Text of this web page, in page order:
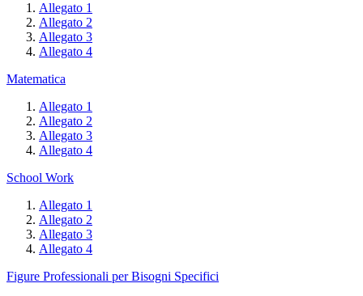
Allegato 1
Allegato 2
Allegato 3
Allegato 4
Matematica
Allegato 1
Allegato 2
Allegato 3
Allegato 4
School Work
Allegato 1
Allegato 2
Allegato 3
Allegato 4
Figure Professionali per Bisogni Specifici